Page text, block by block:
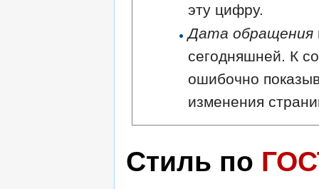
эту цифру.
Дата обращения
сегодняшней. К
ошибочно
изменения
Стиль по